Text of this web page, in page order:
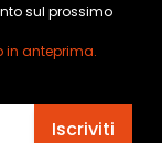
sul prossimo
in anteprima.
Iscriviti